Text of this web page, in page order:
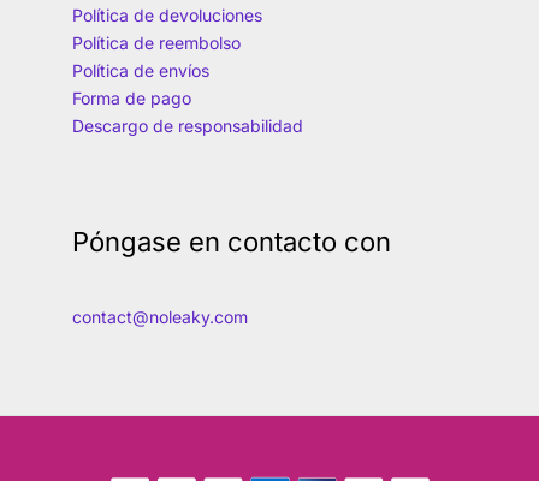
Política de devoluciones
Política de reembolso
Política de envíos
Forma de pago
Descargo de responsabilidad
Póngase en contacto con
contact@noleaky.com